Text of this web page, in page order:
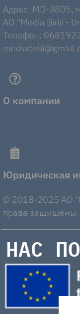
Адрес: MD-3805,
AO "Media Birlii -
Телефон:
О компании
Юридическая
© 2018-2025 AO
права защищены
НАС